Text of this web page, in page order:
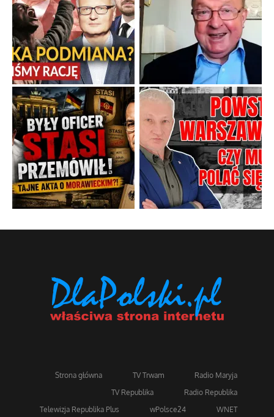
Strona główna TV Trwam
Radio Maryja
TV Republika
Radio Republika
Telewizja Republika Plus
wPolsce24 WNET